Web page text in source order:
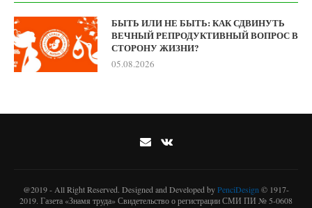
БЫТЬ ИЛИ НЕ БЫТЬ: КАК СДВИНУТЬ
ВЕЧНЫЙ РЕПРОДУКТИВНЫЙ ВОПРОС В
СТОРОНУ ЖИЗНИ?
05.08.2026
@2019 - All Right Reserved. Designed and Developed byPenciDesign © 1917-
2019. Газета «Знамя труда» Свидетельство о регистрации СМИ ПИ № 5-0608